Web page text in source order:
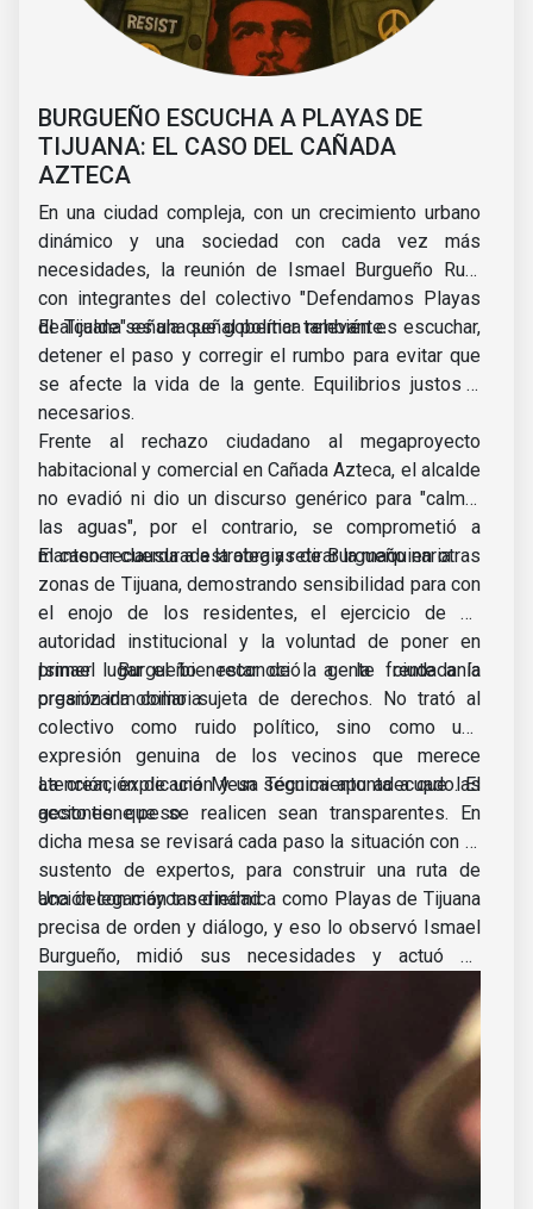
BURGUEÑO ESCUCHA A PLAYAS DE
TIJUANA: EL CASO DEL CAÑADA
AZTECA
En una ciudad compleja, con un crecimiento urbano
dinámico y una sociedad con cada vez más
necesidades, la reunión de Ismael Burgueño Ruiz
con integrantes del colectivo "Defendamos Playas
de Tijuana" es una señal política relevante.
El alcalde señala que gobernar también es escuchar,
detener el paso y corregir el rumbo para evitar que
se afecte la vida de la gente. Equilibrios justos y
necesarios.
Frente al rechazo ciudadano al megaproyecto
habitacional y comercial en Cañada Azteca, el alcalde
no evadió ni dio un discurso genérico para "calmar
las aguas", por el contrario, se comprometió a
mantener clausurada la obra y retirar la maquinaria.
El caso recuerda a estrategias de Burgueño en otras
zonas de Tijuana, demostrando sensibilidad para con
el enojo de los residentes, el ejercicio de su
autoridad institucional y la voluntad de poner en
primer lugar el bienestar de la gente frente a la
presión inmobiliaria.
Ismael Burgueño reconoció a la ciudadanía
organizada como sujeta de derechos. No trató al
colectivo como ruido político, sino como una
expresión genuina de los vecinos que merece
atención, explicación y un seguimiento adecuado. El
gesto tiene peso.
La creación de una Mesa Técnica apunta a que las
acciones que se realicen sean transparentes. En
dicha mesa se revisará cada paso la situación con el
sustento de expertos, para construir una ruta de
acción con mayor seriedad.
Una delegación tan dinámica como Playas de Tijuana
precisa de orden y diálogo, y eso lo observó Ismael
Burgueño, midió sus necesidades y actuó en
consecuencia dando un necesario y urgente orden a
los proyectos urbanos.